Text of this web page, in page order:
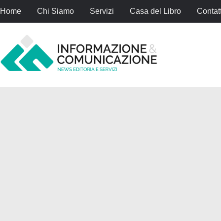
Home Chi Siamo Servizi Casa del Libro